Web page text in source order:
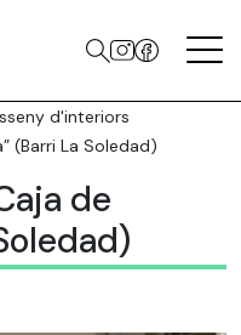
d'interiors
(Barri La Soledad)
de